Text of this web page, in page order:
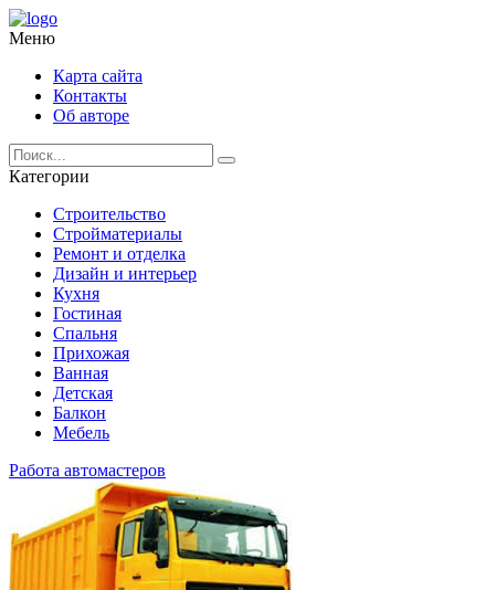
Меню
Карта сайта
Контакты
Об авторе
Категории
Строительство
Стройматериалы
Ремонт и отделка
Дизайн и интерьер
Кухня
Гостиная
Спальня
Прихожая
Ванная
Детская
Балкон
Мебель
Работа автомастеров